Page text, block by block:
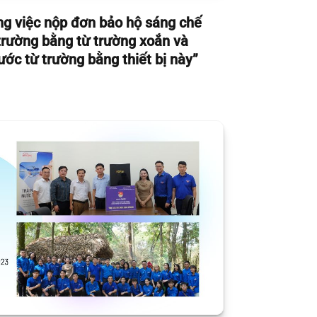
việc nộp đơn bảo hộ sáng chế
bằng từ trường xoắn và
từ trường bằng thiết bị này”